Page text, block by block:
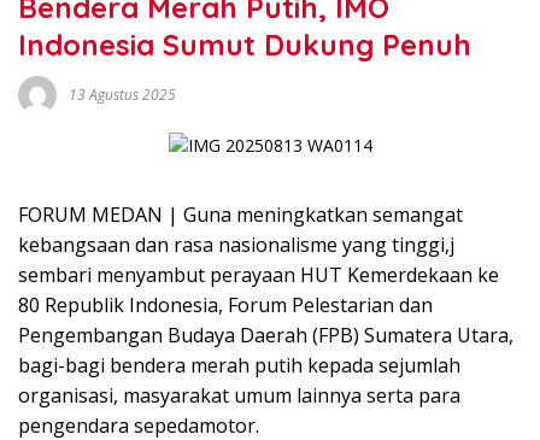
Indonesia Sumut Dukung Penuh
13 Agustus 2025
FORUM MEDAN | Guna meningkatkan semangat
kebangsaan dan rasa nasionalisme yang tinggi,j
sembari menyambut perayaan HUT Kemerdekaan ke
80 Republik Indonesia, Forum Pelestarian dan
Pengembangan Budaya Daerah (FPB) Sumatera Utara,
bagi-bagi bendera merah putih kepada sejumlah
organisasi, masyarakat umum lainnya serta para
pengendara sepedamotor.